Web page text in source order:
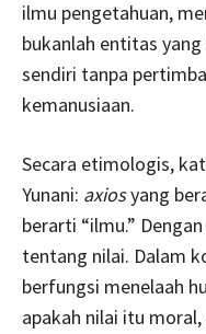
ilmu pengetahuan,
bukanlah entitas
sendiri tanpa
kemanusiaan.
Secara etimologis,
Yunani: axiosyang
berarti “ilmu.”
tentang nilai. Dalam
berfungsi menelaah
apakah nilai itu